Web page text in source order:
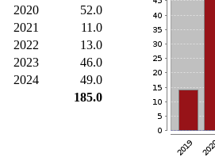
2020
52.0
2021
11.0
2022
13.0
2023
46.0
2024
49.0
185.0